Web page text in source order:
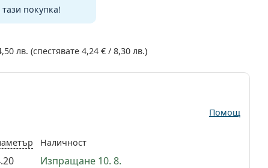
тази покупка!
лв. (спестявате 4,24 €/ 8,30 лв.)
Помощ
Наличност
Изпращане 10. 8.